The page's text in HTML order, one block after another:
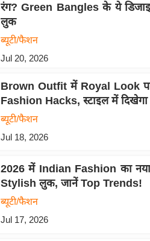
रंग? Green Bangles के ये
लुक
ब्यूटी/फैशन
Jul 20, 2026
Brown Outfit में Royal Look
Fashion Hacks, स्टाइल में दिखेगा
ब्यूटी/फैशन
Jul 18, 2026
2026 में Indian Fashion का
Stylish लुक, जानें Top Trends!
ब्यूटी/फैशन
Jul 17, 2026